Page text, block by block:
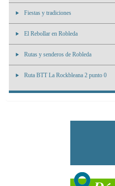
Fiestas y tradiciones
El Rebollar en Robleda
Rutas y senderos de Robleda
Ruta BTT La Rockbleana 2 punto 0